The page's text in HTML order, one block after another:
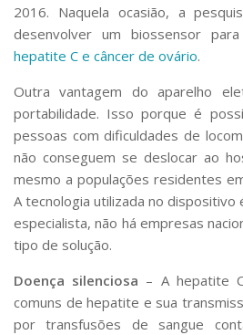
2016. Naquela ocasião, a
desenvolver um biossensor
hepatite C e câncer de ovário.
Outra vantagem do aparelho
portabilidade. Isso porque é
pessoas com dificuldades de
não conseguem se deslocar ao
mesmo a populações residentes
A tecnologia utilizada no dispositivo
especialista, não há empresas
tipo de solução.
Doença silenciosa – A hepatite
comuns de hepatite e sua
por transfusões de sangue